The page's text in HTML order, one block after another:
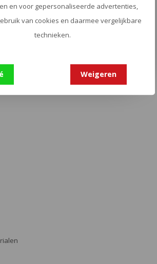
en voor gepersonaliseerde advertenties,
van cookies en daarmee vergelijkbare
technieken.
Weigeren